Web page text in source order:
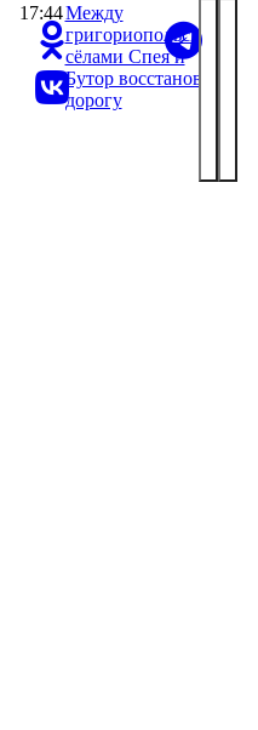
17:44Между
григориопольскими
сёлами Спея и
Бутор восстановили
дорогу